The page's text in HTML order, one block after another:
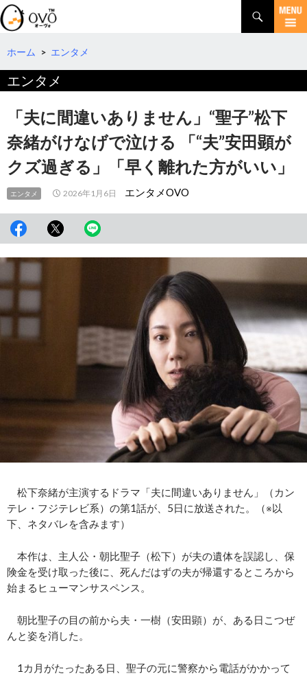
検
索
コ
テ
へ
ホーム > エンタメ
エンタメ
「夫に間違いありません」“聖子”松下
奈緒がけなげで泣ける 「“夫”安田顕が
クズ過ぎる」「早く離れた方がいい」
エンタメ 2026年1月6日 エンタメOVO
松下奈緒が主演するドラマ「夫に間違いありません」（カン
テレ・フジテレビ系）の第1話が、5日に放送された。（※以
下、ネタバレを含みます）
本作は、主人公・朝比聖子（松下）が夫の遺体を誤認し、保
険金を受け取った後に、死んだはずの夫が帰還するところから
始まるヒューマンサスペンス。
朝比聖子の目の前から夫・一樹（安田顕）が、ある日こつぜ
んと姿を消した。
1カ月がたったある日、聖子の元に警察から電話がかかって